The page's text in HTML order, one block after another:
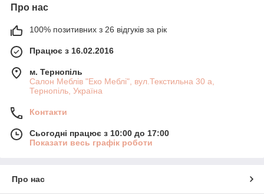
Про нас
100% позитивних з 26 відгуків за рік
Працює з 16.02.2016
м. Тернопіль
Салон Меблів "Еко Меблі", вул.Текстильна 30 а,
Тернопіль, Україна
Контакти
Сьогодні працює з 10:00 до 17:00
Показати весь графік роботи
Про нас